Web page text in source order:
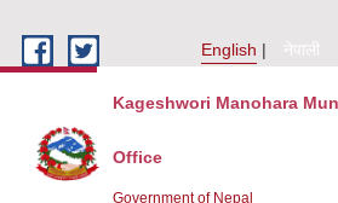
English
नेपाली
Kageshwori Manohara
Office
Government of Nepal